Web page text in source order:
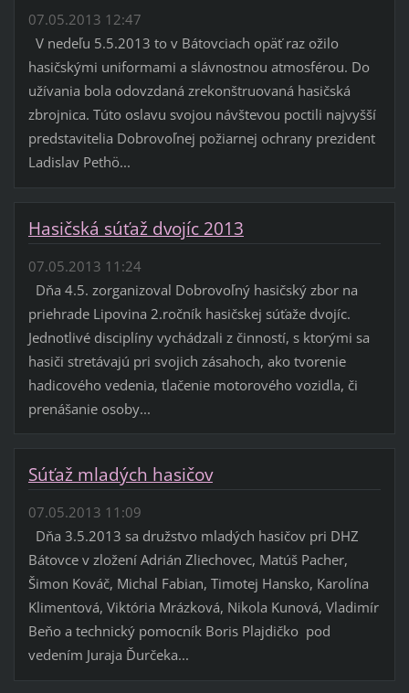
07.05.2013 12:47
V nedeľu 5.5.2013 to v Bátovciach opäť raz ožilo
hasičskými uniformami a slávnostnou atmosférou. Do
užívania bola odovzdaná zrekonštruovaná hasičská
zbrojnica. Túto oslavu svojou návštevou poctili najvyšší
predstavitelia Dobrovoľnej požiarnej ochrany prezident
Ladislav Pethö...
Hasičská súťaž dvojíc 2013
07.05.2013 11:24
Dňa 4.5. zorganizoval Dobrovoľný hasičský zbor na
priehrade Lipovina 2.ročník hasičskej súťaže dvojíc.
Jednotlivé disciplíny vychádzali z činností, s ktorými sa
hasiči stretávajú pri svojich zásahoch, ako tvorenie
hadicového vedenia, tlačenie motorového vozidla, či
prenášanie osoby...
Súťaž mladých hasičov
07.05.2013 11:09
Dňa 3.5.2013 sa družstvo mladých hasičov pri DHZ
Bátovce v zložení Adrián Zliechovec, Matúš Pacher,
Šimon Kováč, Michal Fabian, Timotej Hansko, Karolína
Klimentová, Viktória Mrázková, Nikola Kunová, Vladimír
Beňo a technický pomocník Boris Plajdičko pod
vedením Juraja Ďurčeka...